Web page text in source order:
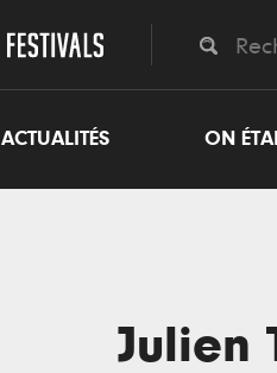
ACTUALITÉS ON
Julien